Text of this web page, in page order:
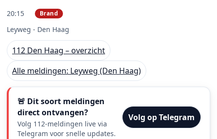
20:15 Brand
Leyweg - Den Haag
112 Den Haag – overzicht
Alle meldingen: Leyweg (Den Haag)
🚨 Dit soort meldingen
direct ontvangen?
Volg 112-meldingen live via
Telegram voor snelle updates.
Volg op Telegram